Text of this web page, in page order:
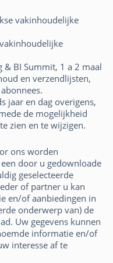
vakinhoudelijke
BI Summit, 1 a 2 maal
en verzendlijsten,
jaar en dag overigens,
de mogelijkheid
zien en te wijzigen.
ons worden
door u gedownloade
geselecteerde
of partner u kan
en/of aanbiedingen in
onderwerp van) de
Uw gegevens kunnen
informatie en/of
interesse af te